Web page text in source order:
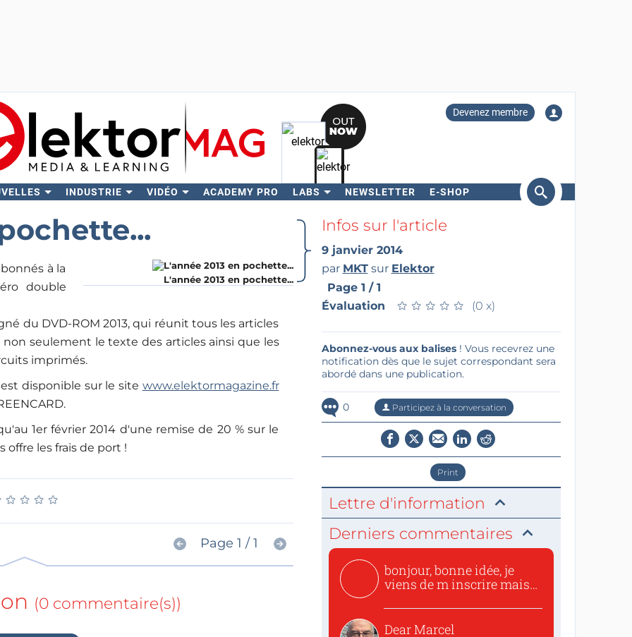
Devenez membre
INDUSTRIE VIDÉO ACADEMY PRO LABS NEWSLETTER E-SHOP
Rechercher
L'année 2013 en pochette...
à la
double
du DVD-ROM 2013, qui réunit tous les articles
seulement le texte des articles ainsi que les
imprimés.
disponible sur le site www.elektormagazine.fr
1er février 2014 d'une remise de 20 % sur le
offre les frais de port !
★ ★ ★ ★
★ ★ ★ ★
Page 1 / 1
(0 commentaire(s))
Infos sur l'article
9 janvier 2014
par MKTsur Elektor
Page 1 / 1
Évaluation
★ ★ ★ ★ ★
★ ★ ★ ★ ★ (0 x)
Abonnez-vous aux balises! Vous recevrez une
notification dès que le sujet correspondant sera
abordé dans une publication.
0 Participez à la conversation
Print
Lettre d'information
Derniers commentaires
bonjour, bonne idée, je
viens de m inscrire mais
Dear Marcel